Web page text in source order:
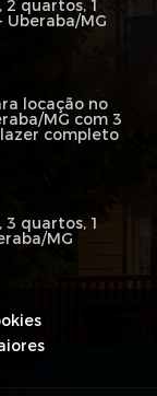
quartos, 1
Uberaba/MG
locação no
MG com 3
completo
quartos, 1
MG